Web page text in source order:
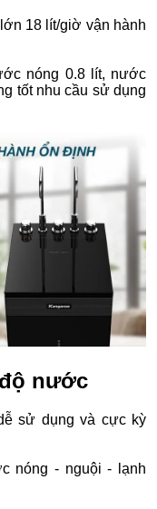
18 lít/giờ vận hành
nóng 0.8 lít, nước
tốt nhu cầu sử dụng
nước
sử dụng và cực kỳ
nóng - nguội - lạnh